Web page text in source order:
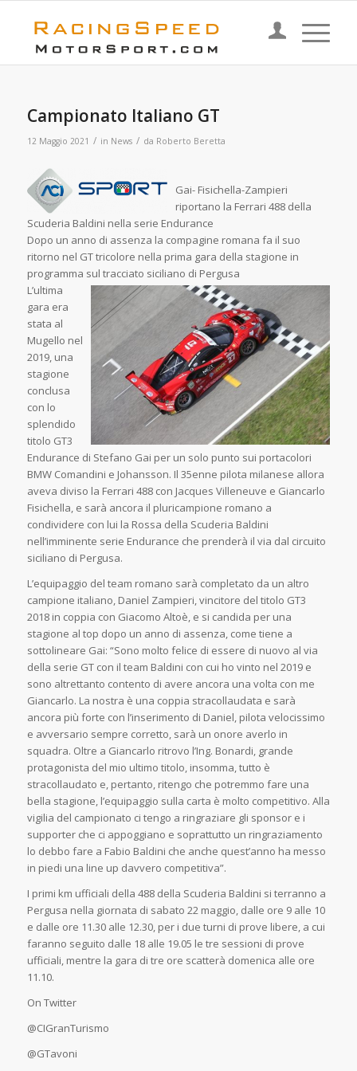
Campionato Italiano GT
12 Maggio 2021 / in News / da Roberto Beretta
Gai- Fisichella-Zampieri
riportano la Ferrari 488 della
Scuderia Baldini nella serie Endurance
Dopo un anno di assenza la compagine romana fa il suo
ritorno nel GT tricolore nella prima gara della stagione in
programma sul tracciato siciliano di Pergusa
L’ultima
gara era
stata al
Mugello nel
2019, una
stagione
conclusa
con lo
splendido
titolo GT3
Endurance di Stefano Gai per un solo punto sui portacolori
BMW Comandini e Johansson. Il 35enne pilota milanese allora
aveva diviso la Ferrari 488 con Jacques Villeneuve e Giancarlo
Fisichella, e sarà ancora il pluricampione romano a
condividere con lui la Rossa della Scuderia Baldini
nell’imminente serie Endurance che prenderà il via dal circuito
siciliano di Pergusa.
L’equipaggio del team romano sarà completato da un altro
campione italiano, Daniel Zampieri, vincitore del titolo GT3
2018 in coppia con Giacomo Altoè, e si candida per una
stagione al top dopo un anno di assenza, come tiene a
sottolineare Gai: “Sono molto felice di essere di nuovo al via
della serie GT con il team Baldini con cui ho vinto nel 2019 e
sono altrettanto contento di avere ancora una volta con me
Giancarlo. La nostra è una coppia stracollaudata e sarà
ancora più forte con l’inserimento di Daniel, pilota velocissimo
e avversario sempre corretto, sarà un onore averlo in
squadra. Oltre a Giancarlo ritrovo l’Ing. Bonardi, grande
protagonista del mio ultimo titolo, insomma, tutto è
stracollaudato e, pertanto, ritengo che potremmo fare una
bella stagione, l’equipaggio sulla carta è molto competitivo. Alla
vigilia del campionato ci tengo a ringraziare gli sponsor e i
supporter che ci appoggiano e soprattutto un ringraziamento
lo debbo fare a Fabio Baldini che anche quest’anno ha messo
in piedi una line up davvero competitiva”.
I primi km ufficiali della 488 della Scuderia Baldini si terranno a
Pergusa nella giornata di sabato 22 maggio, dalle ore 9 alle 10
e dalle ore 11.30 alle 12.30, per i due turni di prove libere, a cui
faranno seguito dalle 18 alle 19.05 le tre sessioni di prove
ufficiali, mentre la gara di tre ore scatterà domenica alle ore
11.10.
On Twitter
@CIGranTurismo
@GTavoni